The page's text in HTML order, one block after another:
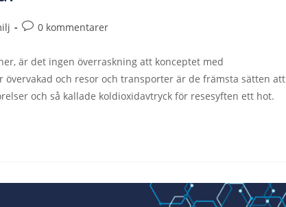
0 kommentarer
är det ingen överraskning att konceptet med
och resor och transporter är de främsta sätten att
och så kallade koldioxidavtryck för resesyften ett hot.